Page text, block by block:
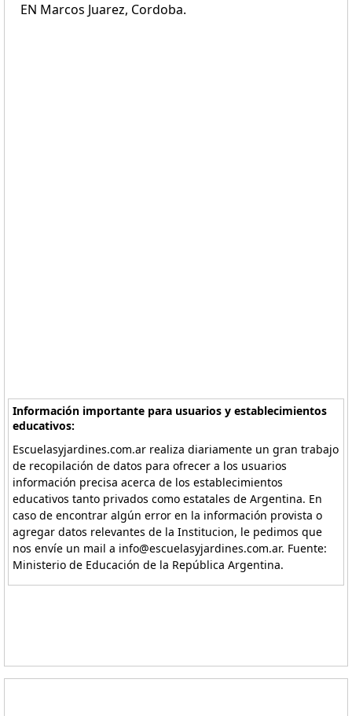
EN Marcos Juarez, Cordoba.
Información importante para usuarios y establecimientos
educativos:
Escuelasyjardines.com.ar realiza diariamente un gran trabajo
de recopilación de datos para ofrecer a los usuarios
información precisa acerca de los establecimientos
educativos tanto privados como estatales de Argentina. En
caso de encontrar algún error en la información provista o
agregar datos relevantes de la Institucion, le pedimos que
nos envíe un mail a info@escuelasyjardines.com.ar. Fuente:
Ministerio de Educación de la República Argentina.